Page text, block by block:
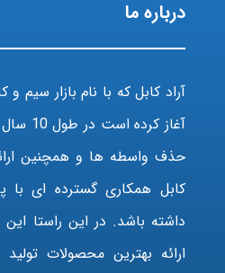
درباره ما
آراد کابل که با نام بازار سیم و
آغاز
حذف واسطه ها و همچنین
کابل همکاری گسترده ای با
داشته باشد. در این راستا
ارائه بهترین محصولات